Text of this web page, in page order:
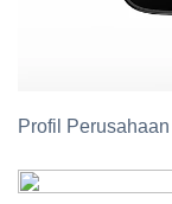
Profil Perusahaan